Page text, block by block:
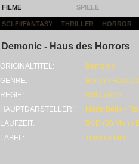
FILME SPIELE
SCI-FI/FANTASY THRILLER HORROR
Demonic - Haus des Horrors
ORIGINALTITEL:
Demonic
GENRE:
Horror •
REGIE:
Will Canon
HAUPTDARSTELLER:
Maria Bello •
LAUFZEIT:
DVD (80 Min) •
LABEL:
Tiberius Film